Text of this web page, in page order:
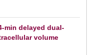
min delayed dual-
volume